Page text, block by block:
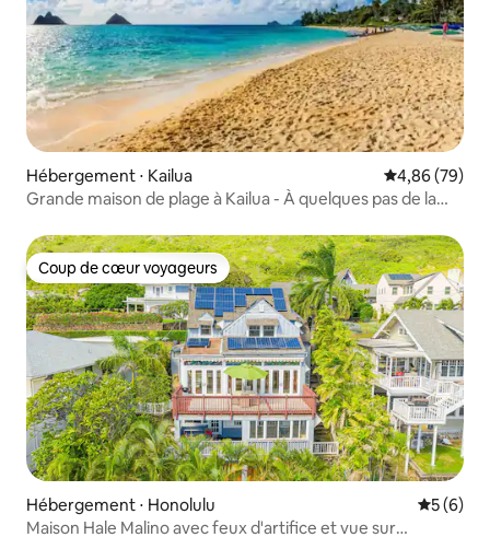
Hébergement ⋅ Kailua Évaluation
4,86 (79)
Grande maison de plage à Kailua - À quelques pas de la
Coup de cœur voyageurs
Coup de cœur voyageurs
Hébergement ⋅ Honolulu
5 (6)
Maison Hale Malino avec feux d'artifice et vue sur